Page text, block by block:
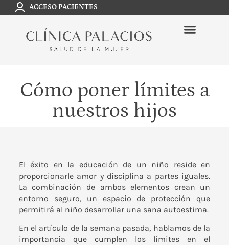
ACCESO PACIENTES
Cómo poner límites a
nuestros hijos
El éxito en la educación de un niño reside en
proporcionarle amor y disciplina a partes iguales.
La combinación de ambos elementos crean un
entorno seguro, un espacio de protección que
permitirá al niño desarrollar una sana autoestima.
En el artículo de la semana pasada, hablamos de la
importancia que cumplen los límites en el